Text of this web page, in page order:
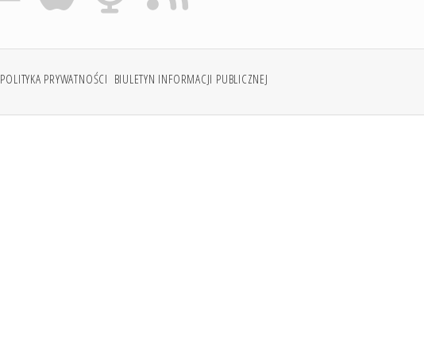
POLITYKA PRYWATNOŚCI BIULETYN INFORMACJI PUBLICZNEJ